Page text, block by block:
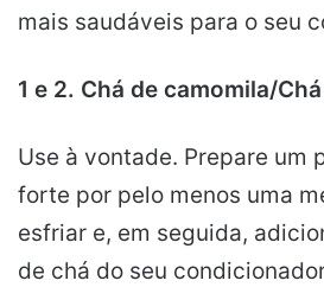
mais saudáveis para o seu
1 e 2. Chá de camomila/
Use à vontade. Prepare um
forte por pelo menos uma
esfriar e, em seguida,
de chá do seu